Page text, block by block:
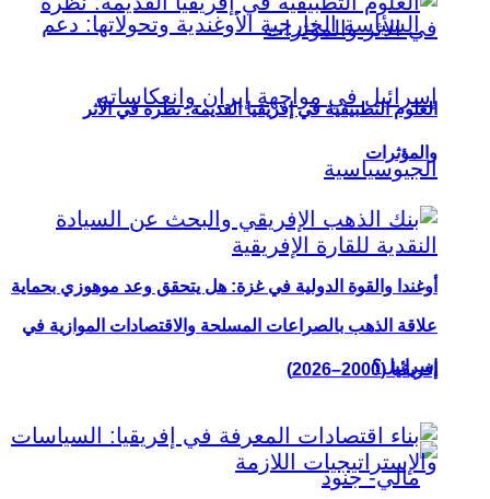
أوغندا والقوة الدولية في غزة: هل يتحقق وعد موهوزي بحماية
إسرائيل؟
العلوم التطبيقية في إفريقيا القديمة: نظرة في الأثر
والمؤثرات
علاقة الذهب بالصراعات المسلحة والاقتصادات الموازية في
إفريقيا (2000–2026)